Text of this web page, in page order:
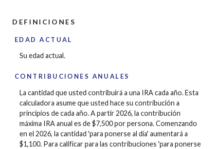
DEFINICIONES
EDAD ACTUAL
Su edad actual.
CONTRIBUCIONES ANUALES
La cantidad que usted contribuirá a una IRA cada año. Esta
calculadora asume que usted hace su contribución a
principios de cada año. A partir 2026, la contribución
máxima IRA anual es de $7,500 por persona. Comenzando
en el 2026, la cantidad 'para ponerse al día' aumentará a
$1,100. Para calificar para las contribuciones 'para ponerse